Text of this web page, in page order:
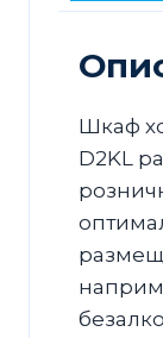
D2KL
Шкаф
D2KL